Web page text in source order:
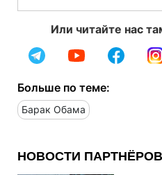
Или читайте нас
Больше по теме:
Барак Обама